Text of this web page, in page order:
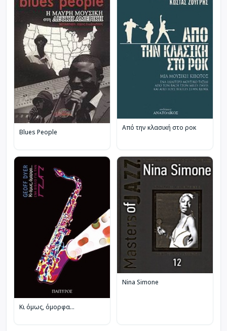
Blues People
Από την κλασική στο ροκ
Κι όμως, όμορφα...
Nina Simone